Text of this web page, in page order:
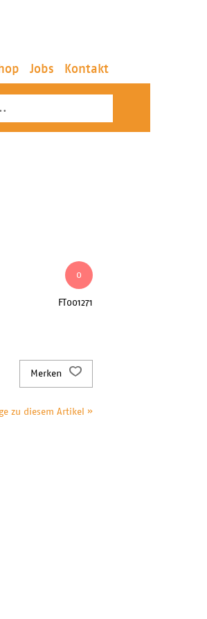
Jobs Kontakt
0
FT001271
Merken
zu diesem Artikel »